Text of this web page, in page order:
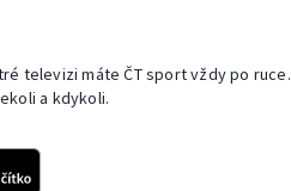
televizi máte ČT sport vždy po ruce.
a kdykoli.